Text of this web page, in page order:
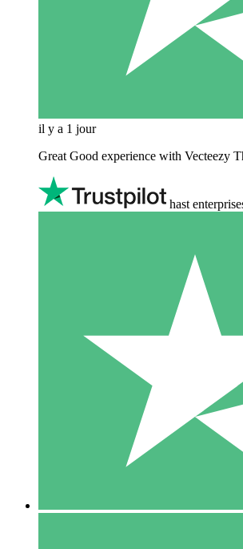
il y a 1 jour
Great Good experience with Vecteezy
hast